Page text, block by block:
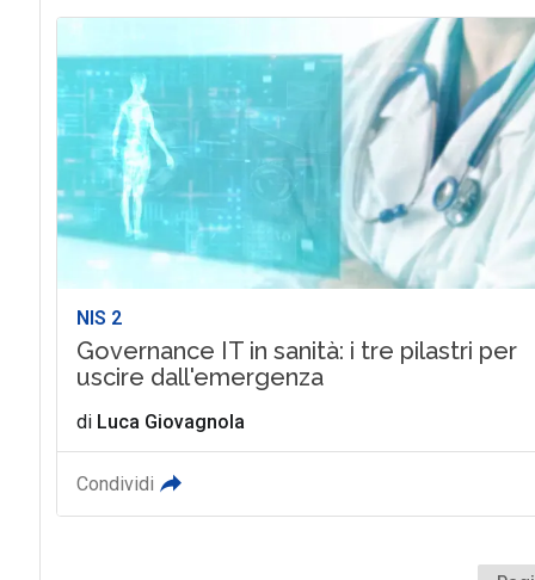
NIS 2
Governance IT in sanità: i tre pilastri per
uscire dall'emergenza
di Luca Giovagnola
Condividi